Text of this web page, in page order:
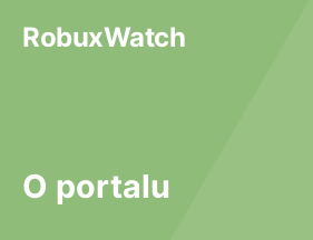
RobuxWatch
O portalu